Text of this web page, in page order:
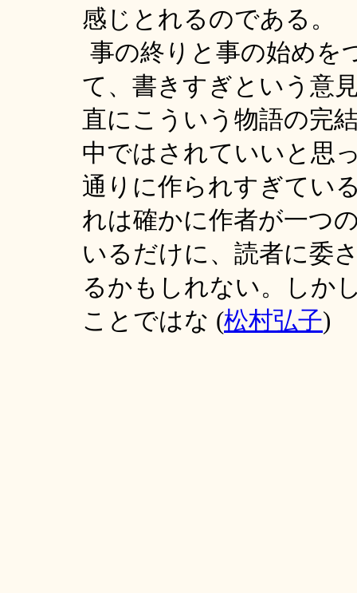
感じとれるのである。
事の終りと事の始めを
て、書きすぎという意
直にこういう物語の完
中ではされていいと思
通りに作られすぎてい
れは確かに作者が一つ
いるだけに、読者に委
るかもしれない。しか
ことではな (松村弘子)